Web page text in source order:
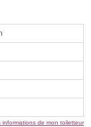
informations de mon toiletteur